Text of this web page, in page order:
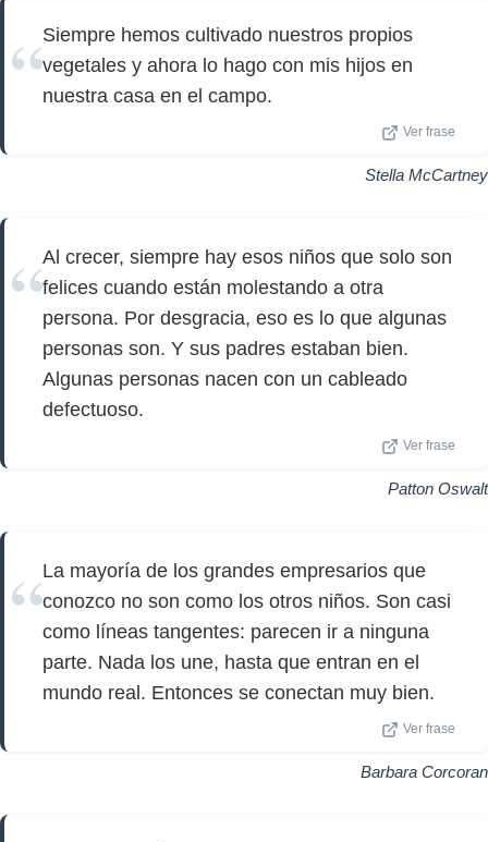
Siempre hemos cultivado nuestros propios
vegetales y ahora lo hago con mis hijos en
nuestra casa en el campo.
Ver frase
Stella McCartney
Al crecer, siempre hay esos niños que solo son
felices cuando están molestando a otra
persona. Por desgracia, eso es lo que algunas
personas son. Y sus padres estaban bien.
Algunas personas nacen con un cableado
defectuoso.
Ver frase
Patton Oswalt
La mayoría de los grandes empresarios que
conozco no son como los otros niños. Son casi
como líneas tangentes: parecen ir a ninguna
parte. Nada los une, hasta que entran en el
mundo real. Entonces se conectan muy bien.
Ver frase
Barbara Corcoran